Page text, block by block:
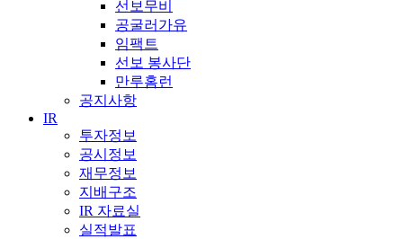
선보무비
공굴러가유
임팩트
선보 봉사단
만루홈런
공지사항
IR
투자정보
공시정보
재무정보
지배구조
IR 자료실
실적발표